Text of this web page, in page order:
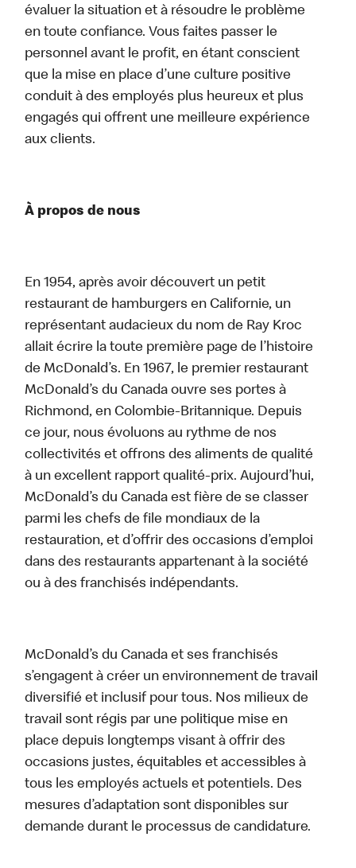
évaluer la situation et à résoudre le problème
en toute confiance. Vous faites passer le
personnel avant le profit, en étant conscient
que la mise en place d’une culture positive
conduit à des employés plus heureux et plus
engagés qui offrent une meilleure expérience
aux clients.
À propos de nous
En 1954, après avoir découvert un petit
restaurant de hamburgers en Californie, un
représentant audacieux du nom de Ray Kroc
allait écrire la toute première page de l’histoire
de McDonald’s. En 1967, le premier restaurant
McDonald’s du Canada ouvre ses portes à
Richmond, en Colombie-Britannique. Depuis
ce jour, nous évoluons au rythme de nos
collectivités et offrons des aliments de qualité
à un excellent rapport qualité-prix. Aujourd’hui,
McDonald’s du Canada est fière de se classer
parmi les chefs de file mondiaux de la
restauration, et d’offrir des occasions d’emploi
dans des restaurants appartenant à la société
ou à des franchisés indépendants.
McDonald’s du Canada et ses franchisés
s’engagent à créer un environnement de travail
diversifié et inclusif pour tous. Nos milieux de
travail sont régis par une politique mise en
place depuis longtemps visant à offrir des
occasions justes, équitables et accessibles à
tous les employés actuels et potentiels. Des
mesures d’adaptation sont disponibles sur
demande durant le processus de candidature.